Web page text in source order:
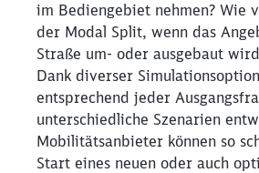
im Bediengebiet nehmen? Wie
der Modal Split, wenn das
Straße um- oder ausgebaut
Dank diverser
entsprechend jeder
unterschiedliche Szenarien
Mobilitätsanbieter können so
Start eines neuen oder auch